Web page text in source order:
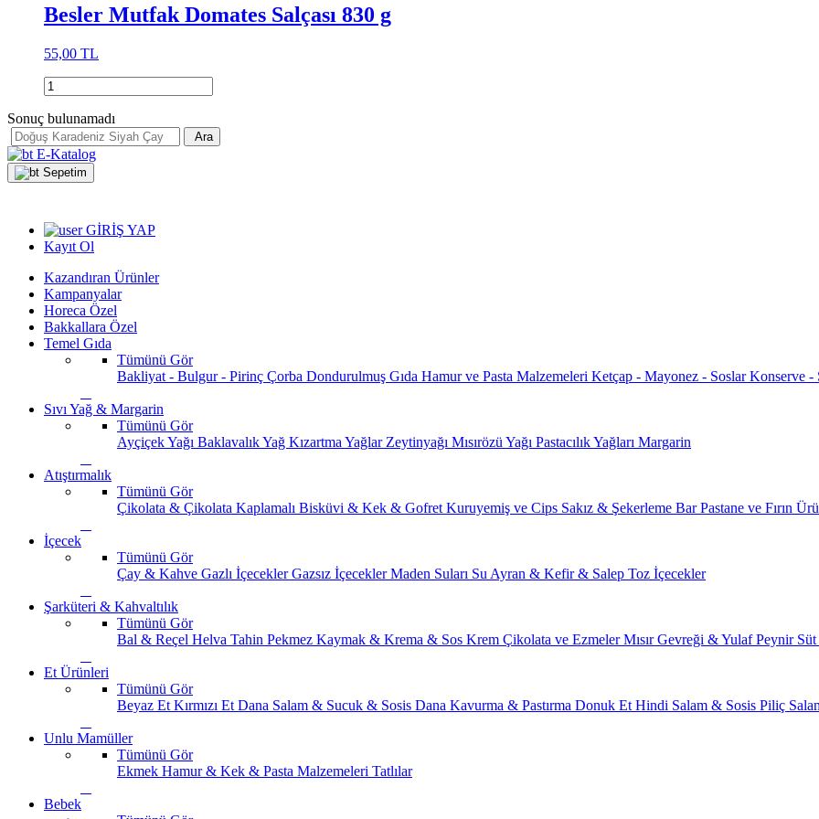
Besler Mutfak Domates Salçası 830 g
55,00 TL
Sonuç bulunamadı
Ara
E-Katalog
Sepetim
GİRİŞ YAP
Kayıt Ol
Kazandıran Ürünler
Kampanyalar
Horeca Özel
Bakkallara Özel
Temel Gıda
Tümünü Gör
Bakliyat - Bulgur - Pirinç Çorba Dondurulmuş Gıda Hamur ve Pasta Malzemeleri Ketçap - Mayonez - SoslarKonserve -
Sıvı Yağ & Margarin
Tümünü Gör
Ayçiçek Yağı Baklavalık Yağ Kızartma Yağlar Zeytinyağı Mısırözü Yağı Pastacılık Yağları Margarin
Atıştırmalık
Tümünü Gör
Çikolata & Çikolata Kaplamalı Bisküvi & Kek & Gofret Kuruyemiş ve Cips Sakız & Şekerleme BarPastane ve Fırın
İçecek
Tümünü Gör
Çay & Kahve Gazlı İçeceklerGazsız İçeceklerMaden Suları Su Ayran & Kefir & Salep Toz İçecekler
Şarküteri & Kahvaltılık
Tümünü Gör
Bal & Reçel Helva Tahin Pekmez Kaymak & Krema & Sos Krem Çikolata ve EzmelerMısır Gevreği & YulafPeynir
Et Ürünleri
Tümünü Gör
Beyaz Et Kırmızı Et Dana Salam & Sucuk & Sosis Dana Kavurma & Pastırma Donuk Et Hindi Salam & Sosis Piliç
Unlu Mamüller
Tümünü Gör
Ekmek Hamur & Kek & Pasta Malzemeleri Tatlılar
Bebek